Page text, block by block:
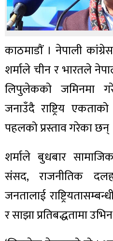
काठमाडाैं । नेपाली
शर्माले चीन र भारतले
लिपुलेककाे जमिनमा
जनाउँदै राष्ट्रिय
पहलको प्रस्ताव गरेका छन्
शर्माले बुधबार
संसद, राजनीतिक
जनतालाई
र साझा प्रतिबद्धतामा